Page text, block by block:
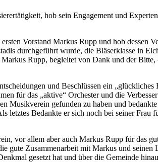
hob sein Engagement und
Vorstand Markus Rupp und hob dessen
durchgeführt wurde, die Bläserklasse in
Rupp, begleitet von Dank und der
und Beschlüssen ein
für das „aktive“ Orchester und die
Musikverein gefunden zu haben und
letztes Bedankte er sich noch bei seiner
vor allem aber auch Markus Rupp für das
Zusammenarbeit mit Markus und seinen
gesetzt hat und über die Gemeinde